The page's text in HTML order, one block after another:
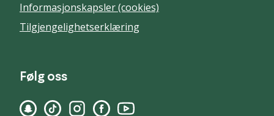
Informasjonskapsler (cookies)
Tilgjengelighetserklæring
Følg oss